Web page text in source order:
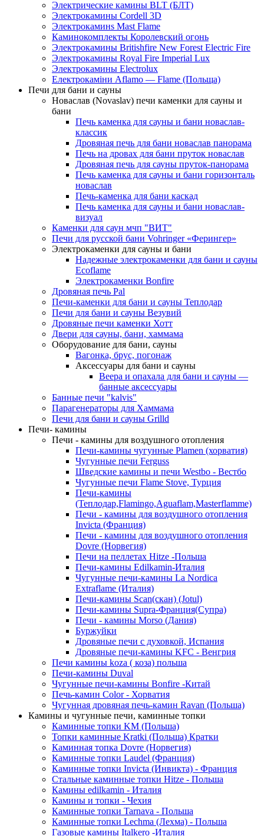
Электрические камины BLT (БЛТ)
Электрокамины Cordell 3D
Электрокаминs Mast Flame
Каминокомплекты Королевский огонь
Электрокамины Britishfire New Forest Electric Fire
Электрокамины Royal Fire Imperial Lux
Электрокамины Electrolux
Електрокаміни Aflamo — Flame (Польща)
Печи для бани и сауны
Новаслав (Novaslav) печи каменки для сауны и
бани
Печь каменка для сауны и бани новаслав-
классик
Дровяная печь для бани новаслав панорама
Печь на дровах для бани пруток новаслав
Дровяная печь для сауны пруток-панорама
Печь каменка для сауны и бани горизонталь
новаслав
Печь-каменка для бани каскад
Печь каменка для сауны и бани новаслав-
визуал
Каменки для саун мчп "ВИТ"
Печи для русской бани Vohringer «Ферингер»
Электрокаменки для сауны и бани
Надежные электрокаменки для бани и сауны
Ecoflame
Электрокаменки Bonfire
Дровяная печь Pal
Печи-каменки для бани и сауны Теплодар
Печи для бани и сауны Везувий
Дровяные печи каменки Хотт
Двери для сауны, бани, хаммама
Оборудование для бани, сауны
Вагонка, брус, погонаж
Аксессуары для бани и сауны
Веера и опахала для бани и сауны —
банные аксессуары
Банные печи "kalvis"
Парагенераторы для Хаммама
Печи для бани и сауны Grilld
Печи- камины
Печи - камины для воздушного отопления
Печи-камины чугунные Plamen (хорватия)
Чугунные печи Ferguss
Шведские камины и печи Westbo - Вестбо
Чугунные печи Flame Stove, Турция
Печи-камины
(Теплодар,Flamingo,Aguaflam,Masterflamme)
Печи - камины для воздушного отопления
Invicta (Франция)
Печи - камины для воздушного отопления
Dovre (Норвегия)
Печи на пеллетах Hitze -Польша
Печи-камины Edilkamin-Италия
Чугунные печи-камины La Nordica
Extraflame (Италия)
Печи-камины Scan(скан) (Jotul)
Печи-камины Supra-Франция(Супра)
Печи - камины Morso (Дания)
Буржуйки
Дровяные печи с духовкой, Испания
Дровяные печи-камины KFC - Венгрия
Печи камины koza ( коза) польша
Печи-камины Duval
Чугунные печи-камины Bonfire -Китай
Печь-камин Color - Хорватия
Чугунная дровяная печь-камин Ravan (Польша)
Камины и чугунные печи, каминные топки
Каминные топки KM (Польша)
Топки каминные Kratki (Польша) Кратки
Каминная топка Dovre (Норвегия)
Каминные топки Laudel (Франция)
Каминные топки Invicta (Инвикта) - Франция
Стальные каминные топки Hitze - Польша
Камины edilkamin - Италия
Камины и топки - Чехия
Каминные топки Tarnava - Польша
Каминные топки Lechma (Лехма) - Польша
Газовые камины Italkero -Италия